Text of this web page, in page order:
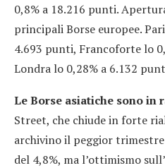
0,8% a 18.216 punti.
principali Borse europee.
4.693 punti, Francoforte lo
Londra lo 0,28% a 6.132
Le Borse asiatiche sono in
Street, che chiude in forte
archivino il peggior
del 4,8%, ma l’ottimismo